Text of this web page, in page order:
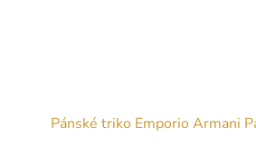
Pánské triko Emporio Armani